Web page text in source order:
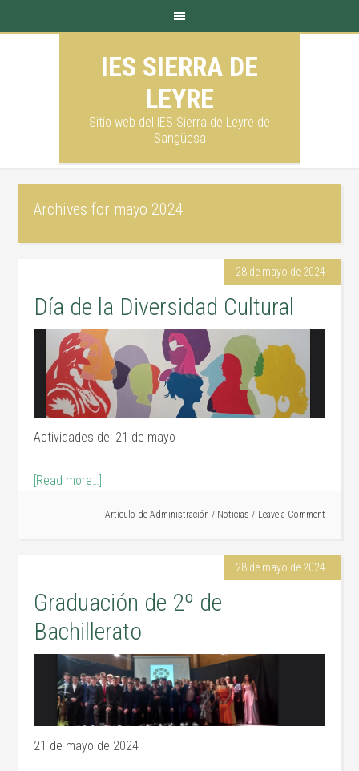
IES SIERRA DE
LEYRE
Sitio web del IES Sierra de Leyre de
Sangüesa
Archives for mayo 2024
28 de mayo de 2024
Día de la Diversidad Cultural
Actividades del 21 de mayo
[Read more…]
Artículo de Administración / Noticias Leave a Comment
28 de mayo de 2024
Graduación de 2º de
Bachillerato
21 de mayo de 2024